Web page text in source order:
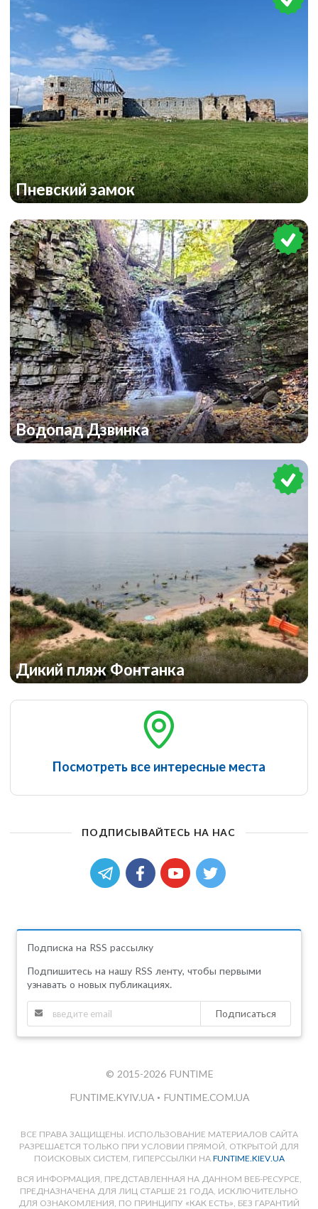
Пневский замок
Водопад Дзвинка
Дикий пляж Фонтанка
Посмотреть все интересные места
ПОДПИСЫВАЙТЕСЬ НА НАС
Подписка на RSS рассылку
Подпишитесь на нашу RSS ленту, чтобы первыми
узнавать о новых публикациях.
Подписаться
© 2015-2026 FUNTIME
FUNTIME.KYIV.UA • FUNTIME.COM.UA
ВСЕ ПРАВА ЗАЩИЩЕНЫ. ИСПОЛЬЗОВАНИЕ МАТЕРИАЛОВ САЙТА
РАЗРЕШАЕТСЯ ТОЛЬКО ПРИ УСЛОВИИ ПРЯМОЙ, ОТКРЫТОЙ ДЛЯ
ПОИСКОВЫХ СИСТЕМ, ГИПЕРССЫЛКИ НА FUNTIME.KIEV.UA
ВСЯ ИНФОРМАЦИЯ, ПРЕДСТАВЛЕННАЯ НА ДАННОМ ВЕБ-РЕСУРСЕ,
ПРЕДНАЗНАЧЕНА ДЛЯ ЛИЦ СТАРШЕ 21 ГОДА, ИСКЛЮЧИТЕЛЬНО
ДЛЯ ОЗНАКОМЛЕНИЯ, ПО ПРИНЦИПУ «КАК ЕСТЬ», БЕЗ ГАРАНТИЙ